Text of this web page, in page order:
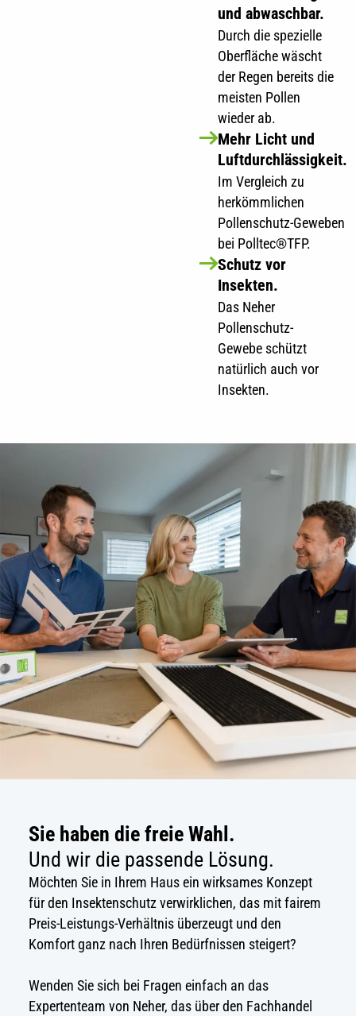
und abwaschbar.
Durch die spezielle
Oberfläche wäscht
der Regen bereits die
meisten Pollen
wieder ab.
Mehr Licht und
Luftdurchlässigkeit.
Im Vergleich zu
herkömmlichen
Pollenschutz-Geweben
bei Polltec®TFP.
Schutz vor
Insekten.
Das Neher
Pollenschutz-
Gewebe schützt
natürlich auch vor
Insekten.
Sie haben die freie Wahl.
Und wir die passende Lösung.
Möchten Sie in Ihrem Haus ein wirksames Konzept
für den Insektenschutz verwirklichen, das mit fairem
Preis-Leistungs-Verhältnis überzeugt und den
Komfort ganz nach Ihren Bedürfnissen steigert?
Wenden Sie sich bei Fragen einfach an das
Expertenteam von Neher, das über den Fachhandel